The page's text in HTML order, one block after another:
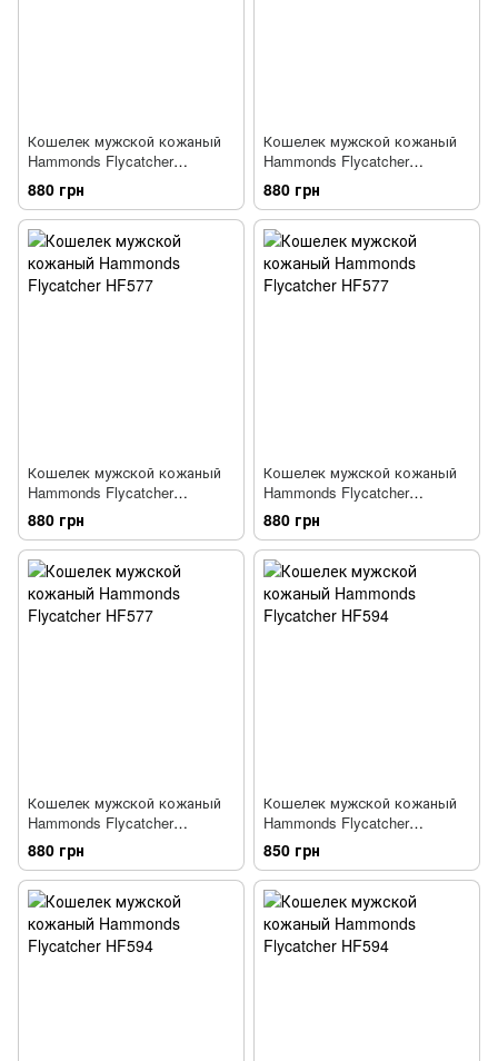
Кошелек мужской кожаный
Hammonds Flycatcher
HF577BN синий
880 грн
Кошелек мужской кожаный
Hammonds Flycatcher
HF577LN_BR темно-
коричневый
880 грн
Кошелек мужской кожаный
Hammonds Flycatcher
HF577_GRN зеленый
880 грн
Кошелек мужской кожаный
Hammonds Flycatcher
HF577_CROC-PLN_BRN
коричневый
880 грн
Кошелек мужской кожаный
Hammonds Flycatcher
HF577_CROC-PLN_BU темно-
синий
880 грн
Кошелек мужской кожаный
Hammonds Flycatcher
HF594BL черный
850 грн